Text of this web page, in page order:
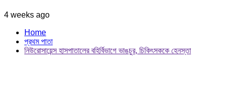
4 weeks ago
Home
প্রথম পাতা
নিউরোসায়েন্স হাসপাতালের বহির্বিভাগে ভাঙচুর, চিকিৎসককে হেনস্তা